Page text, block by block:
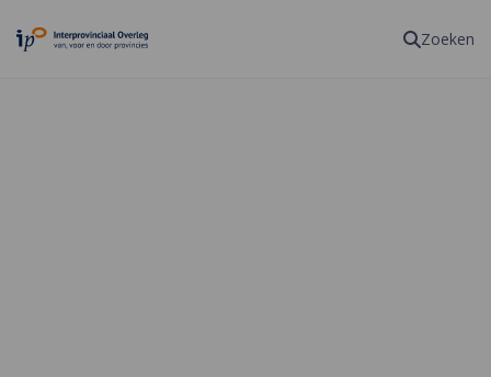
Homepagina Zoeken